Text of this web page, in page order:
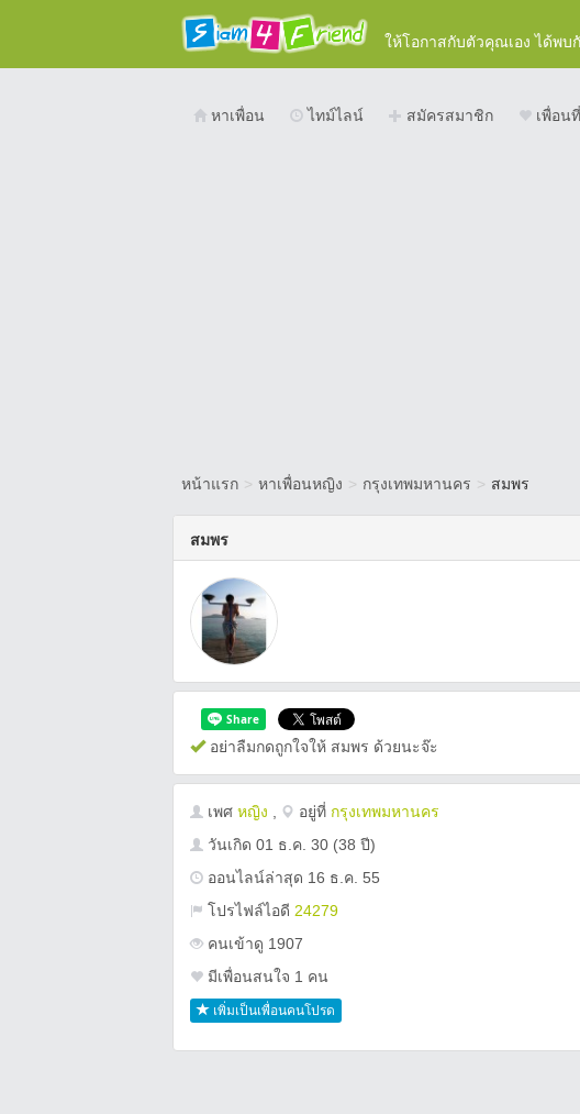
ให้โอกาสกับตัวคุณเอง ได้พ
หาเพื่อน ไทม์ไลน์ สมัครสมาชิก เพื่อน
หน้าแรก > หาเพื่อนหญิง > กรุงเทพมหานคร > สมพร
สมพร
อย่าลืมกดถูกใจให้ สมพร ด้วยนะจ๊ะ
เพศ หญิง อยู่ที่ กรุงเทพมหานคร
วันเกิด 01 ธ.ค. 30 (38 ปี)
ออนไลน์ล่าสุด 16 ธ.ค. 55
โปรไฟล์ไอดี 24279
คนเข้าดู 1907
มีเพื่อนสนใจ 1 คน
เพิ่มเป็นเพื่อนคนโปรด